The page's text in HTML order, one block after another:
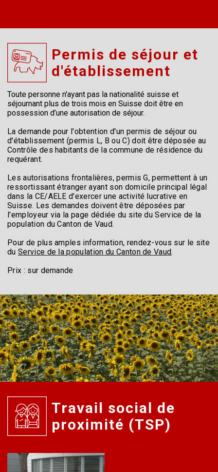
Permis de séjour et
d'établissement
Toute personne n'ayant pas la nationalité suisse et
séjournant plus de trois mois en Suisse doit être en
possession d’une autorisation de séjour.
La demande pour l'obtention d'un permis de séjour ou
d'établissement (permis L, B ou C) doit être déposée au
Contrôle des habitants de la commune de résidence du
requérant.
Les autorisations frontalières, permis G, permettent à un
ressortissant étranger ayant son domicile principal légal
dans la CE/AELE d'exercer une activité lucrative en
Suisse. Les demandes doivent être déposées par
l'employeur via la page dédiée du site du Service de la
population du Canton de Vaud.
Pour de plus amples information, rendez-vous sur le site
du Service de la population du Canton de Vaud.
Prix : sur demande
Travail social de
proximité (TSP)